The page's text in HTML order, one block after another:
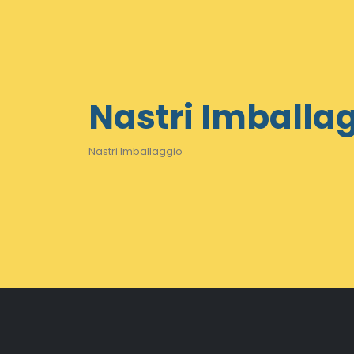
Nastri
Nastri Imballaggio